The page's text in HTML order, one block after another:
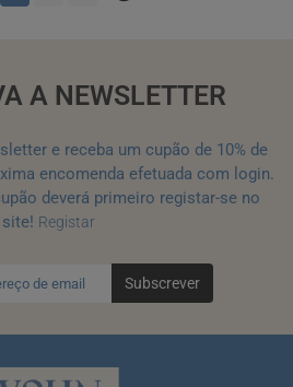
A NEWSLETTER
e receba um cupão de 10% de
encomenda efetuada com login.
deverá primeiro registar-se no
site! Registar
Subscrever